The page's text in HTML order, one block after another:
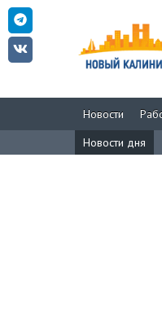
Новости
Новости дня